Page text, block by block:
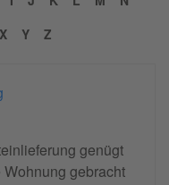
X Y Z
genügt
gebracht